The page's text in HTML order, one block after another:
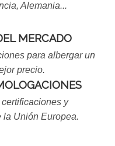
Alemania...
MERCADO
para albergar un
precio.
y
la Unión Europea.